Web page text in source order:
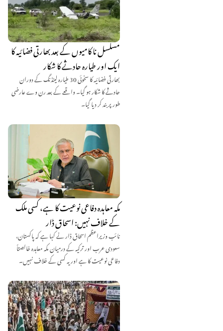
مسلسل نا کامیوں کے بعد بھارتی فضائیہ کا
ایک اور طیارہ حادثے کا شکار
بھارتی فضائیہ کا سخوئی 30 طیارہ لینڈنگ کے دوران
حادثے کا شکار ہو گیا۔ واقعے کے بعد رن وے عارضی
طور پر بند کر دیا گیا۔
مکہ معاہدہ دفاعی نوعیت کا ہے، کسی ملک
کے خلاف نہیں: اسحاق ڈار
نائب وزیراعظم اسحاق ڈار نے کہا ہے کہ پاکستان،
سعودی عرب اور ترکیہ کے درمیان مکہ معاہدہ خالصتاً
دفاعی نوعیت کا ہے اور یہ کسی کے خلاف نہیں۔